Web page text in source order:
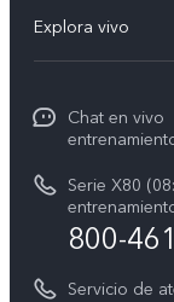
Y29
Funtouch OS
Centro de servicio
Consulta el
Manual de usuario
Explora vivo
La vida en vivo
Acerca de
Avisos legales
Chat en vivo
Serie X80
800-
Servicio de